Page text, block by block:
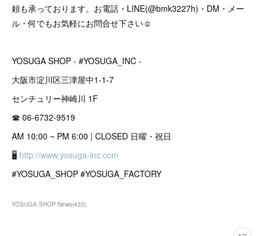
頼も承っております。お電話・LINE(@bmk3227h)・DM・メー
ル・何でもお気軽にお問合せ下さい☺︎
YOSUGA SHOP - #YOSUGA_INC -
大阪市淀川区三津屋中1-1-7
センチュリー神崎川 1F
☎︎ 06-6732-9519
AM 10:00 ~ PM 6:00 | CLOSED 日曜・祝日
🖥 http://www.yosuga-inc.com
#YOSUGA_SHOP #YOSUGA_FACTORY
YOSUGA SHOP News(433)